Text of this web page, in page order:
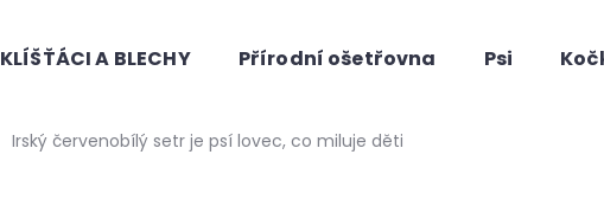
KLÍŠŤÁCI A BLECHY Přírodní ošetřovna Psi
Irský červenobílý setr je psí lovec, co miluje děti
Co potřebujete najít?